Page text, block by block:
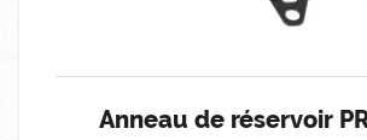
Anneau de réservoir